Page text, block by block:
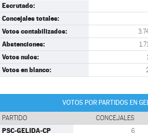
Escrutado:
Concejales totales:
Votos contabilizados:
Abstenciones:
Votos nulos:
Votos en blanco:
VOTOS POR PARTIDOS EN
PARTIDO CONCEJALES
PSC-GELIDA-CP 6